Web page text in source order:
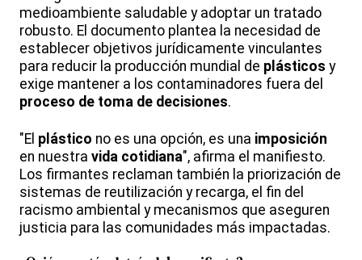
medioambiente saludable y adoptar un tratado
robusto. El documento plantea la necesidad de
establecer objetivos jurídicamente vinculantes
para reducir la producción mundial de plásticos y
exige mantener a los contaminadores fuera del
proceso de toma de decisiones.
"El plástico no es una opción, es una imposición
en nuestra vida cotidiana", afirma el manifiesto.
Los firmantes reclaman también la priorización de
sistemas de reutilización y recarga, el fin del
racismo ambiental y mecanismos que aseguren
justicia para las comunidades más impactadas.